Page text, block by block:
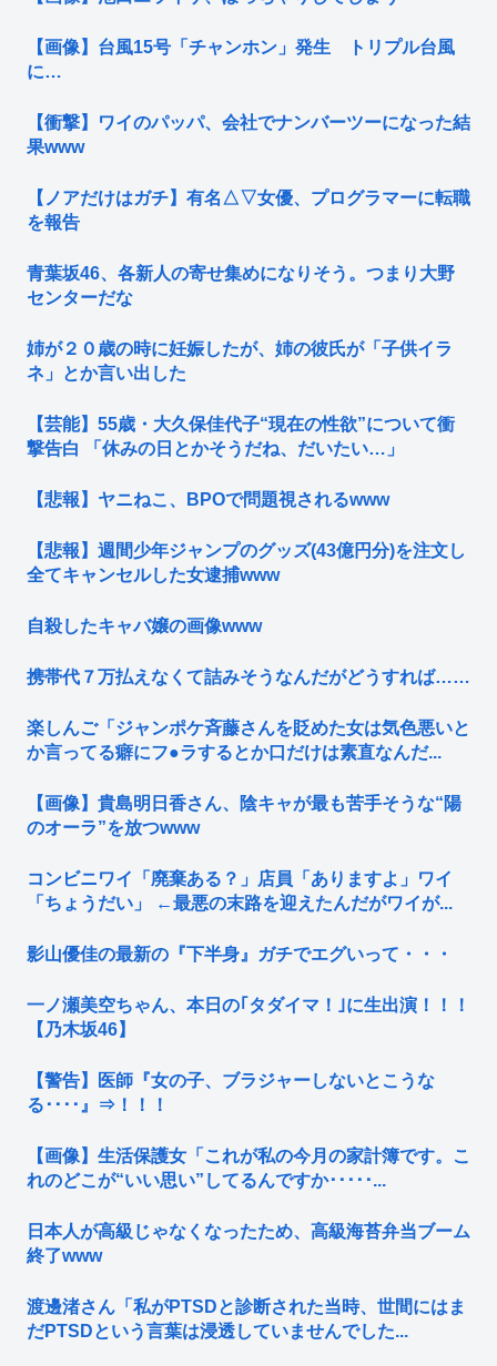
【画像】台風15号「チャンホン」発生 トリプル台風
に…
【衝撃】ワイのパッパ、会社でナンバーツーになった結
果www
【ノアだけはガチ】有名△▽女優、プログラマーに転職
を報告
青葉坂46、各新人の寄せ集めになりそう。つまり大野
センターだな
姉が２０歳の時に妊娠したが、姉の彼氏が「子供イラ
ネ」とか言い出した
【芸能】55歳・大久保佳代子“現在の性欲”について衝
撃告白 「休みの日とかそうだね、だいたい…」
【悲報】ヤニねこ、BPOで問題視されるwww
【悲報】週間少年ジャンプのグッズ(43億円分)を注文し
全てキャンセルした女逮捕www
自殺したキャバ嬢の画像www
携帯代７万払えなくて詰みそうなんだがどうすれば……
楽しんご「ジャンポケ斉藤さんを貶めた女は気色悪いと
か言ってる癖にフ●ラするとか口だけは素直なんだ...
【画像】貴島明日香さん、陰キャが最も苦手そうな“陽
のオーラ”を放つwww
コンビニワイ「廃棄ある？」店員「ありますよ」ワイ
「ちょうだい」 ←最悪の末路を迎えたんだがワイが...
影山優佳の最新の『下半身』ガチでエグいって・・・
一ノ瀬美空ちゃん、本日の｢タダイマ！｣に生出演！！！
【乃木坂46】
【警告】医師『女の子、ブラジャーしないとこうな
る････』⇒！！！
【画像】生活保護女「これが私の今月の家計簿です。こ
れのどこが“いい思い”してるんですか･････...
日本人が高級じゃなくなったため、高級海苔弁当ブーム
終了www
渡邊渚さん「私がPTSDと診断された当時、世間にはま
だPTSDという言葉は浸透していませんでした...